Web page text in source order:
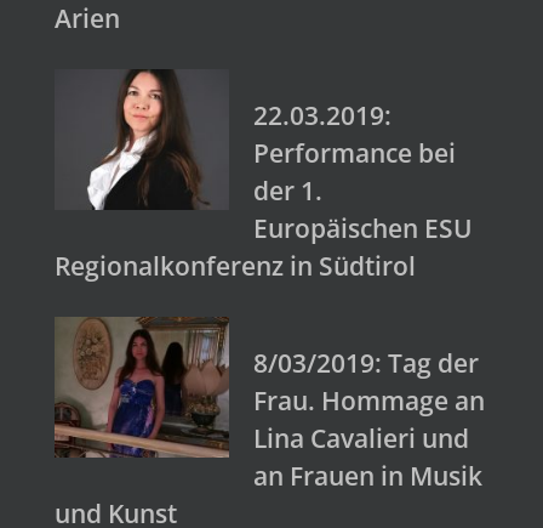
Arien
22.03.2019:
Performance bei
der 1.
Europäischen ESU
Regionalkonferenz in Südtirol
8/03/2019: Tag der
Frau. Hommage an
Lina Cavalieri und
an Frauen in Musik
und Kunst